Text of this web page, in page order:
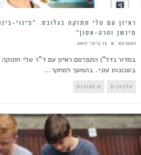
ראיון עם טלי חתוקה בגלובס: “פינוי-
מיושן והרה-אסון”
המערכת 15 ביוני 2017
במדור נדל"ן התפרסם ראיון עם ד"ר טלי חתוקה
בשכונות עוני. בהמשך למחקר...
עדכונים 0 תגובות